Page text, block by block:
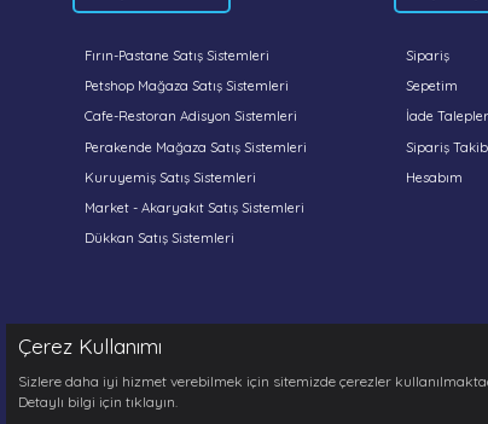
Fırın-Pastane Satış Sistemleri
Petshop Mağaza Satış Sistemleri
Cafe-Restoran Adisyon Sistemleri
Perakende Mağaza Satış Sistemleri
Kuruyemiş Satış Sistemleri
Market - Akaryakıt Satış Sistemleri
Dükkan Satış Sistemleri
Sipariş
Sepetim
İade
Sipariş
Hesabım
Çerez Kullanımı
Sizlere daha iyi hizmet verebilmek için sitemizde çerezler
Detaylı bilgi için tıklayın.